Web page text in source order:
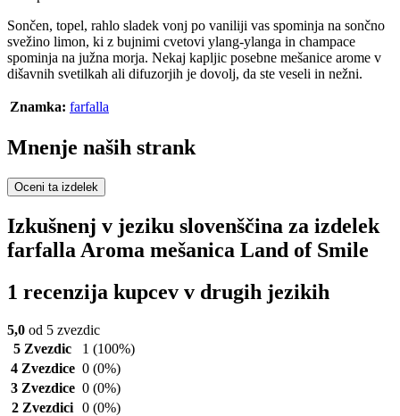
Sončen, topel, rahlo sladek vonj po vaniliji vas spominja na sončno
svežino limon, ki z bujnimi cvetovi ylang-ylanga in champace
spominja na južna morja. Nekaj kapljic posebne mešanice arome v
dišavnih svetilkah ali difuzorjih je dovolj, da ste veseli in nežni.
Znamka: farfalla
Mnenje naših strank
Oceni ta izdelek
Izkušnenj v jeziku slovenščina za izdelek
farfalla Aroma mešanica Land of Smile
1 recenzija kupcev v drugih jezikih
5,0 od 5 zvezdic
5 Zvezdic
1 (100%)
4 Zvezdice 0 (0%)
3 Zvezdice 0 (0%)
2 Zvezdici 0 (0%)